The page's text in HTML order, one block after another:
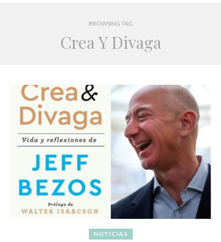
BROWSING TAG
Crea Y Divaga
NOTICIAS